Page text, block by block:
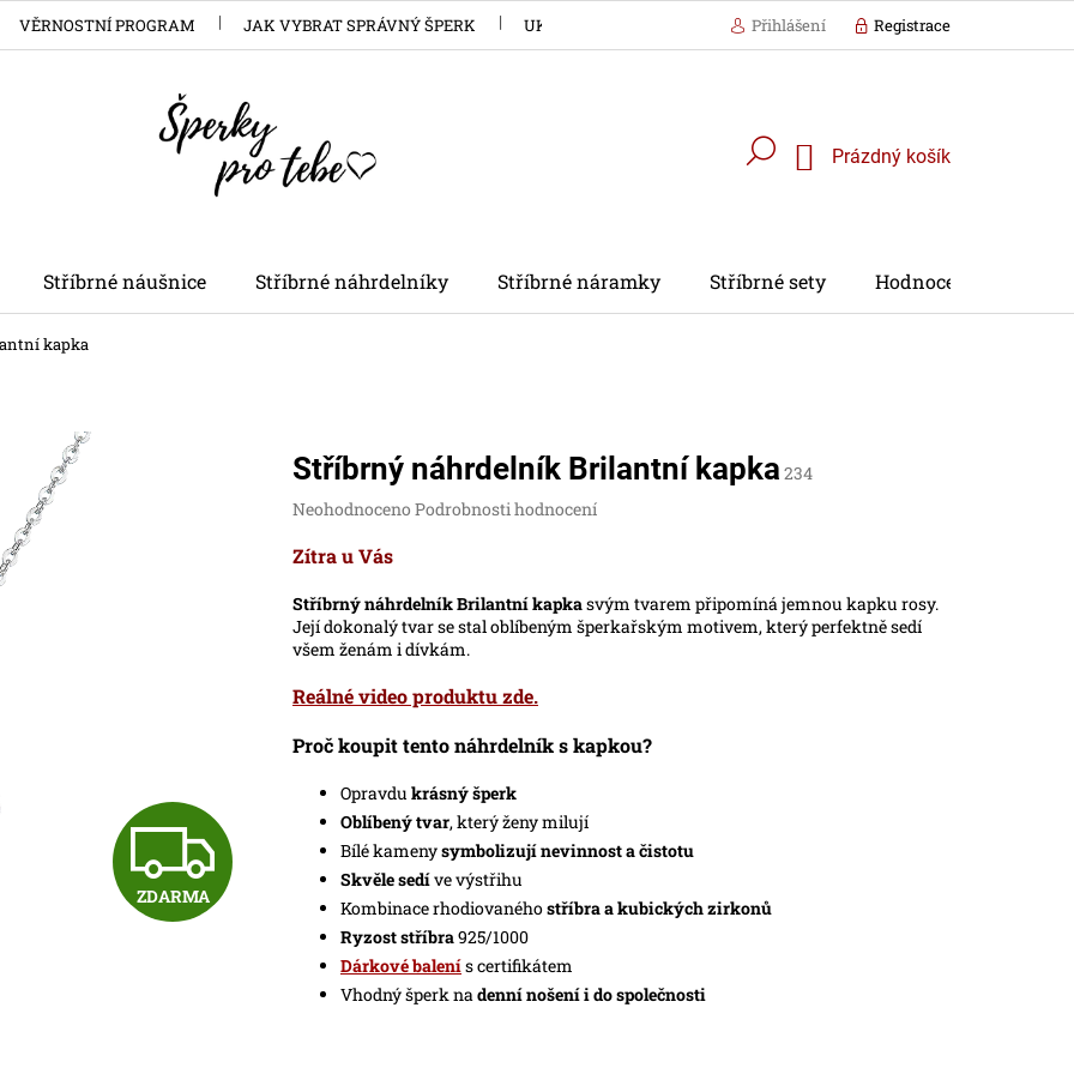
VĚRNOSTNÍ PROGRAM JAK VYBRAT SPRÁVNÝ ŠPERK UKÁZKA BALENÍ Přihlášení Registrace
Nákupní
Prázdný košík
Stříbrné náušnice Stříbrné náhrdelníky Stříbrné náramky Stříbrné sety Hodnocení obchodu
kapka
Z
ZDARMA
Stříbrný náhrdelník Brilantní kapka 234
Průměrné
produktu
0,0
z
5
Neohodnoceno Podrobnosti hodnocení
Zítra u Vás
Stříbrný náhrdelník Brilantní kapkasvým tvarem připomíná jemnou kapku rosy.
Její dokonalý tvar se stal oblíbeným šperkařským motivem, který perfektně sedí
všem ženám i dívkám.
Reálné video produktu zde.
Proč koupit tento náhrdelník s kapkou?
Opravdu krásný šperk
Oblíbený tvar, který ženy milují
Bílé kamenysymbolizují nevinnost a čistotu
Skvěle sedíve výstřihu
Kombinace rhodiovanéhostříbra a kubických zirkonů
Ryzost stříbra925/1000
Dárkové balenís certifikátem
Vhodný šperk nadenní nošení i do společnosti